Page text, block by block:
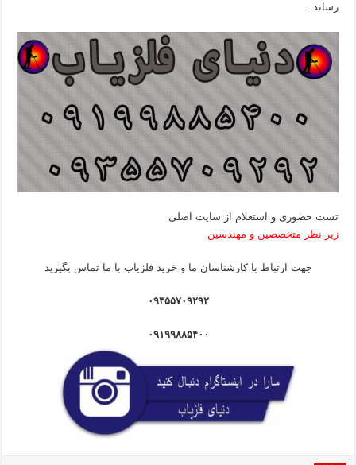
رساند.
تست حضوری و استعلام از سایت اصلی
زیر نظر متخصصین و مهندسین
جهت ارتباط با کارشناسان ما و خرید فلزیاب با ما تماس بگیرید
۰۹۳۵۵۷۰۹۲۹۲
۰۹۱۹۹۸۸۵۴۰۰